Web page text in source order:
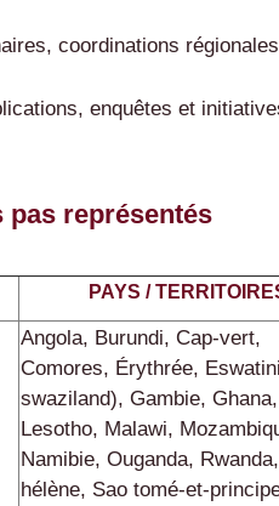
coordinations
enquêtes et
pas représentés
PAYS /
Angola, Burundi, Cap-vert,
Comores, Érythrée,
swaziland), Gambie,
Lesotho, Malawi,
Namibie, Ouganda,
hélène, Sao tomé-et-